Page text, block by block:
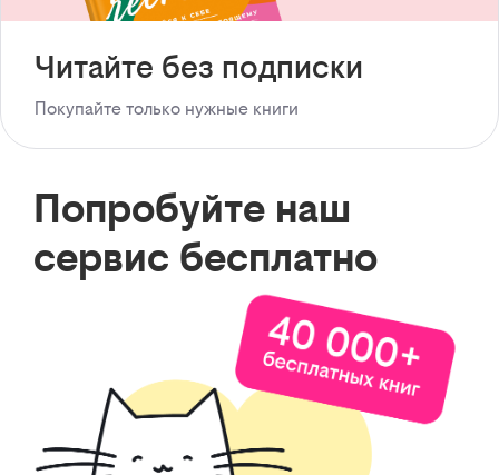
Читайте без подписки
Покупайте только нужные книги
Попробуйте наш
сервис бесплатно